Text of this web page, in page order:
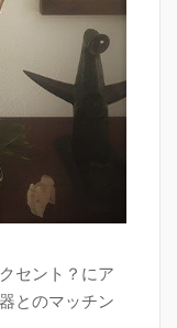
セント？にア
とのマッチン